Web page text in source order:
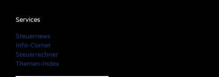
Services
Steuernews
Info-Corner
Steuerrechner
Themen-Index